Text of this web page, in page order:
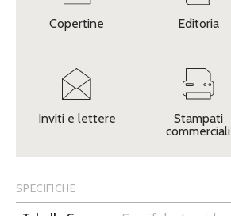
Copertine Editoria
Inviti e lettere
Stampati
commerciali
SPECIFICHE